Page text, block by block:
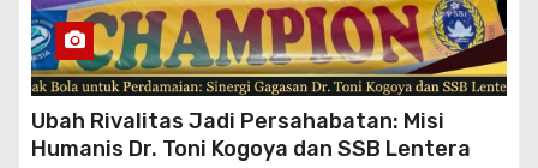
Ubah Rivalitas Jadi Persahabatan: Misi
Humanis Dr. Toni Kogoya dan SSB Lentera